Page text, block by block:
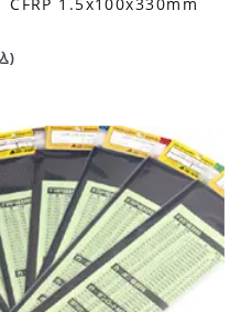
CFRP 1.5x100x330mm
)